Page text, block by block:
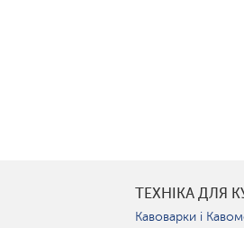
ТЕХНІКА ДЛЯ
Кавоварки і